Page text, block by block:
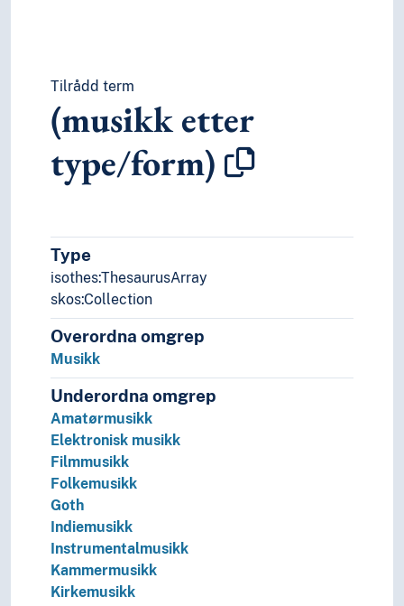
Tilrådd term
(musikk etter
type/form)
Type
isothes:ThesaurusArray
skos:Collection
Overordna omgrep
Musikk
Underordna omgrep
Amatørmusikk
Elektronisk musikk
Filmmusikk
Folkemusikk
Goth
Indiemusikk
Instrumentalmusikk
Kammermusikk
Kirkemusikk